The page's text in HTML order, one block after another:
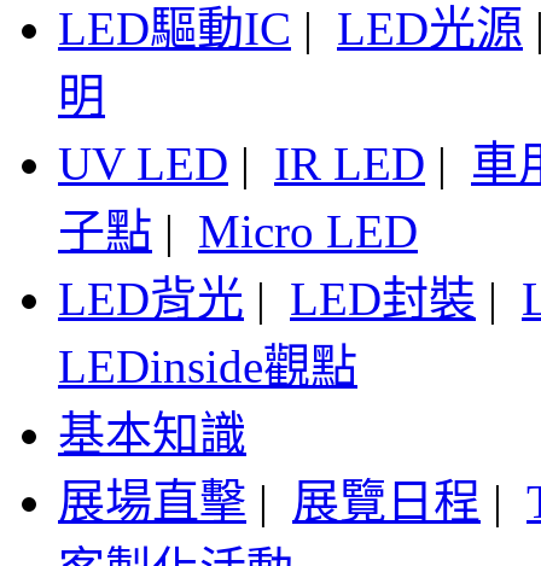
LED驅動IC | LED光源
明
UV LED | IR LED | 車
子點 | Micro LED
LED背光 | LED封裝 |
LEDinside觀點
基本知識
展場直擊 | 展覽日程 |